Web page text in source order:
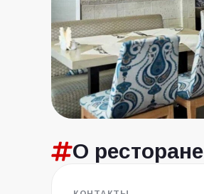
О ресторане